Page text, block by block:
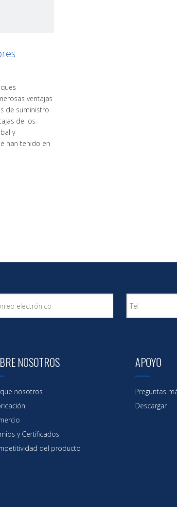
ventajas
de suministro
de los
y
han tenido en
NOSOTROS
nosotros
y Certificados
del producto
APOYO
Preguntas
Descargar